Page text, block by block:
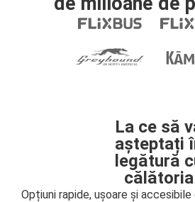
La ce să
așteptați
legătură
călătoria
Opțiuni rapide, ușoare și accesibile